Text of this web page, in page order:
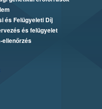
és Felügyeleti Díj
és felügyelet
ellenőrzés